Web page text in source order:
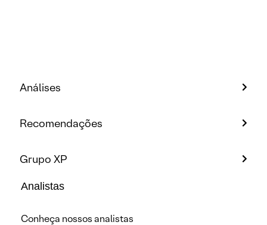
Análises
Recomendações
Grupo XP
Analistas
Conheça nossos analistas